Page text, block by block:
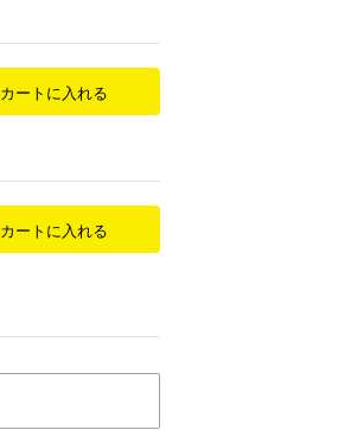
カートに入れる
カートに入れる